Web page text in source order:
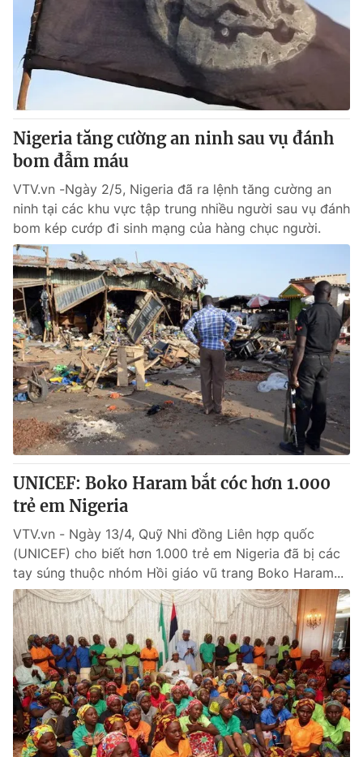
Hitech Công nghệ tương lai
Sản phẩm
Thị trường
Tư vấn
Giao lưu trực tuyến
Lịch phát sóng
Chuyên mục khác
Emagazine
Photo Infographic
Video Shorts video
VTV Money VTV Thể thao
VTV Sức khoẻ Bất động sản
Thị trường 24h Tấm lòng Việt
VTV4 Vươn mình bằng AI
VTV9
Liên hệ tòa soạn English
THỜI BÁO VTV
Theo dõi báo trên
Cơ quan chủ quản:Đài Truyền hình Việt Nam
Cơ quan báo chí:Thời báo VTV
Nigeria tăng cường an ninh sau vụ đánh
bom đẫm máu
VTV.vn -Ngày 2/5, Nigeria đã ra lệnh tăng cường an
ninh tại các khu vực tập trung nhiều người sau vụ đánh
bom kép cướp đi sinh mạng của hàng chục người.
UNICEF: Boko Haram bắt cóc hơn 1.000
trẻ em Nigeria
VTV.vn - Ngày 13/4, Quỹ Nhi đồng Liên hợp quốc
(UNICEF) cho biết hơn 1.000 trẻ em Nigeria đã bị các
tay súng thuộc nhóm Hồi giáo vũ trang Boko Haram...